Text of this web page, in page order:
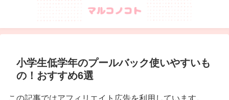
小学生低学年のプールバック使いやすいも
の！おすすめ6選